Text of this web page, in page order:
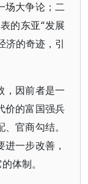
场大争论；二
的东亚“发展
济的奇迹，引
，因前者是一
价的富国强兵
官商勾结。
一步改善，
体制。